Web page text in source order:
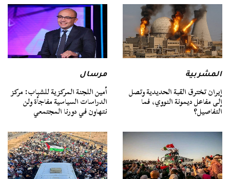
المشربية
إيران تخترق القبة الحديدية وتصل
إلى مفاعل ديمونة النووي، فما
التفاصيل؟
مرسال
أمين اللجنة المركزية للشباب: مركز
الدراسات السياسية مفاجأة ولن
نتهاون في دورنا المجتمعي